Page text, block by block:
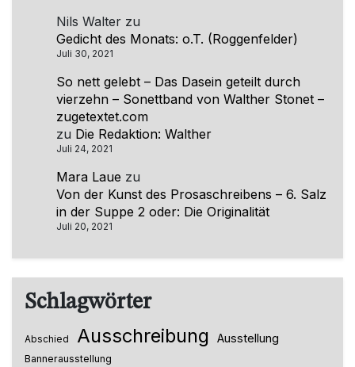
Nils Walter zu
Gedicht des Monats: o.T. (Roggenfelder)
Juli 30, 2021
So nett gelebt – Das Dasein geteilt durch
vierzehn – Sonettband von Walther Stonet –
zugetextet.com
zu Die Redaktion: Walther
Juli 24, 2021
Mara Laue zu
Von der Kunst des Prosaschreibens – 6. Salz
in der Suppe 2 oder: Die Originalität
Juli 20, 2021
Schlagwörter
Abschied Ausschreibung Ausstellung
Bannerausstellung